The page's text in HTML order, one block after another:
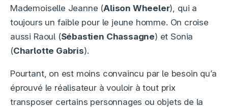
Mademoiselle Jeanne (Alison Wheeler), qui a
toujours un faible pour le jeune homme. On croise
aussi Raoul (Sébastien Chassagne) et Sonia
(Charlotte Gabris).
Pourtant, on est moins convaincu par le besoin qu’a
éprouvé le réalisateur à vouloir à tout prix
transposer certains personnages ou objets de la